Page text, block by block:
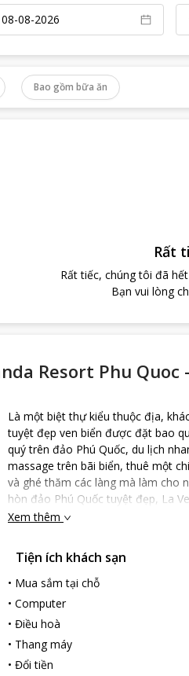
Bao gồm bữa ăn
Rất
Rất tiếc, chúng tôi đã
Bạn vui lòng
Resort Phu
Là một biệt thự kiểu thuộc địa,
tuyệt đẹp ven biển được đặt bao
quý trên đảo Phú Quốc, du lịch
massage trên bãi biển, thuê một
và ghé thăm các làng mà làm cho
hòn đảo Phú Quốc tuyệt đẹp, La
chỗ nghỉ 5 sao trang nhã, hoàn
đều có WiFi miễn phí, TV màn
sao. Cho dù du khách định thư
tổ chức cuộc họp tại một trong
người.
Xem thêm
Tiện ích khách sạn
• Mua sắm tại chỗ
• Computer
• Điều hoà
• Thang máy
• Đổi tiền